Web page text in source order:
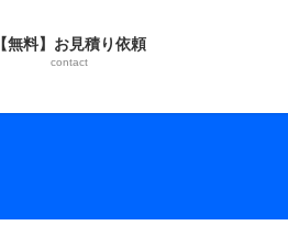
【無料】お見積り依頼
contact